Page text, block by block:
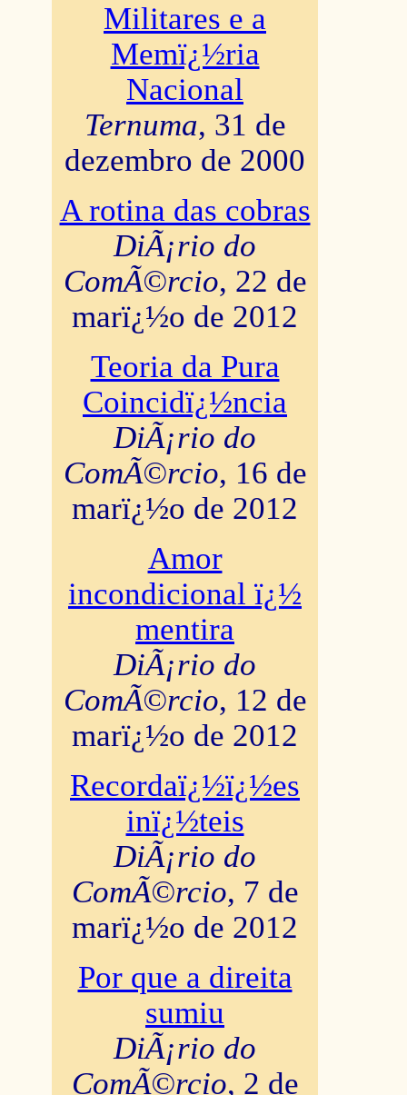
Militares e a
Memï¿½ria
Nacional
Ternuma, 31 de
dezembro de 2000
A rotina das cobras
DiÃ¡rio do
ComÃ©rcio, 22 de
marï¿½o de 2012
Teoria da Pura
Coincidï¿½ncia
DiÃ¡rio do
ComÃ©rcio, 16 de
marï¿½o de 2012
Amor
incondicional ï¿½
mentira
DiÃ¡rio do
ComÃ©rcio, 12 de
marï¿½o de 2012
Recordaï¿½ï¿½es
inï¿½teis
DiÃ¡rio do
ComÃ©rcio, 7 de
marï¿½o de 2012
Por que a direita
sumiu
DiÃ¡rio do
ComÃ©rcio, 2 de